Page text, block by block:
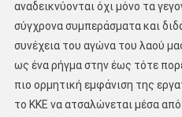
αναδεικνύονται όχι μόνο τα
σύγχρονα συμπεράσματα και
συνέχεια του αγώνα του λαού
ως ένα ρήγμα στην έως τότε
πιο ορμητική εμφάνιση της
το ΚΚΕ να ατσαλώνεται μέσα